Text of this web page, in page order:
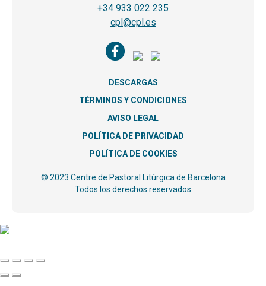
+34 933 022 235
cpl@cpl.es
DESCARGAS
TÉRMINOS Y CONDICIONES
AVISO LEGAL
POLÍTICA DE PRIVACIDAD
POLÍTICA DE COOKIES
© 2023 Centre de Pastoral Litúrgica de Barcelona
Todos los derechos reservados